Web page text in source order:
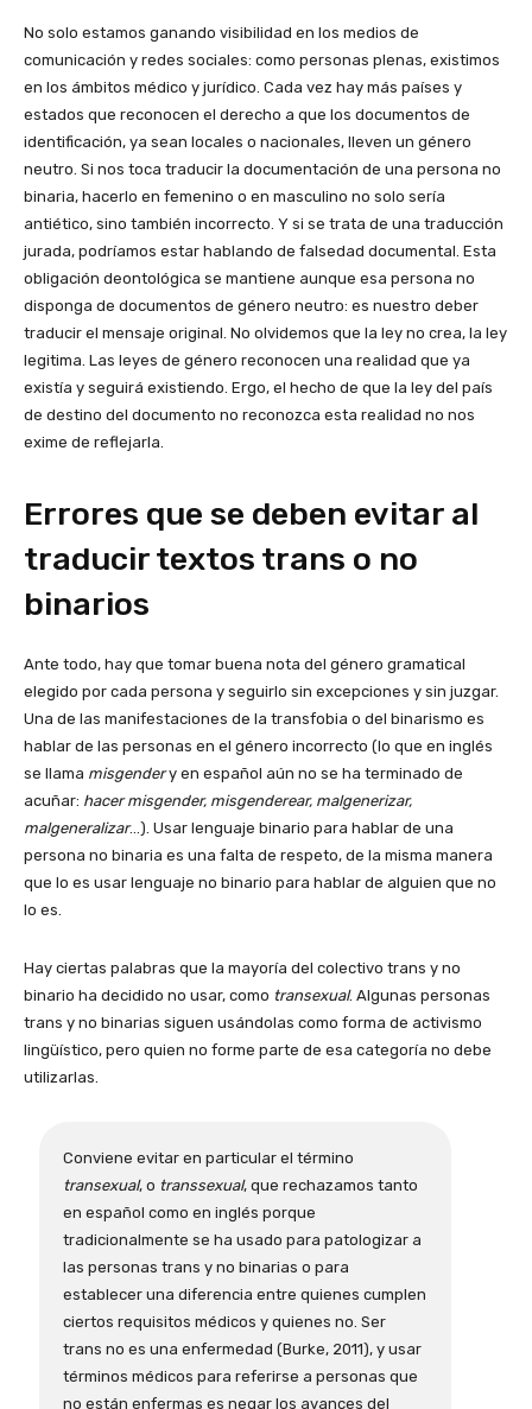
No solo estamos ganando visibilidad en los medios de
comunicación y redes sociales: como personas plenas, existimos
en los ámbitos médico y jurídico. Cada vez hay más países y
estados que reconocen el derecho a que los documentos de
identificación, ya sean locales o nacionales, lleven un género
neutro. Si nos toca traducir la documentación de una persona no
binaria, hacerlo en femenino o en masculino no solo sería
antiético, sino también incorrecto. Y si se trata de una traducción
jurada, podríamos estar hablando de falsedad documental. Esta
obligación deontológica se mantiene aunque esa persona no
disponga de documentos de género neutro: es nuestro deber
traducir el mensaje original. No olvidemos que la ley no crea, la ley
legitima. Las leyes de género reconocen una realidad que ya
existía y seguirá existiendo. Ergo, el hecho de que la ley del país
de destino del documento no reconozca esta realidad no nos
exime de reflejarla.
Errores que se deben evitar al
traducir textos trans o no
binarios
Ante todo, hay que tomar buena nota del género gramatical
elegido por cada persona y seguirlo sin excepciones y sin juzgar.
Una de las manifestaciones de la transfobia o del binarismo es
hablar de las personas en el género incorrecto (lo que en inglés
se llama misgendery en español aún no se ha terminado de
acuñar: hacer misgender, misgenderear, malgenerizar,
malgeneralizar…). Usar lenguaje binario para hablar de una
persona no binaria es una falta de respeto, de la misma manera
que lo es usar lenguaje no binario para hablar de alguien que no
lo es.
Hay ciertas palabras que la mayoría del colectivo trans y no
binario ha decidido no usar, como transexual. Algunas personas
trans y no binarias siguen usándolas como forma de activismo
lingüístico, pero quien no forme parte de esa categoría no debe
utilizarlas.
Conviene evitar en particular el término
transexual, o transsexual, que rechazamos tanto
en español como en inglés porque
tradicionalmente se ha usado para patologizar a
las personas trans y no binarias o para
establecer una diferencia entre quienes cumplen
ciertos requisitos médicos y quienes no. Ser
trans no es una enfermedad (Burke, 2011), y usar
términos médicos para referirse a personas que
no están enfermas es negar los avances del